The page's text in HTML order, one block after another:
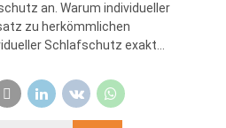
an. Warum individueller
zu herkömmlichen
Schlafschutz exakt...